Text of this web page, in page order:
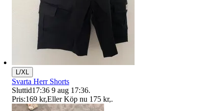
L/XL
Svarta Herr Shorts
Sluttid17:36 9 aug 17:36.
Pris:169 kr,Eller Köp nu 175 kr,.